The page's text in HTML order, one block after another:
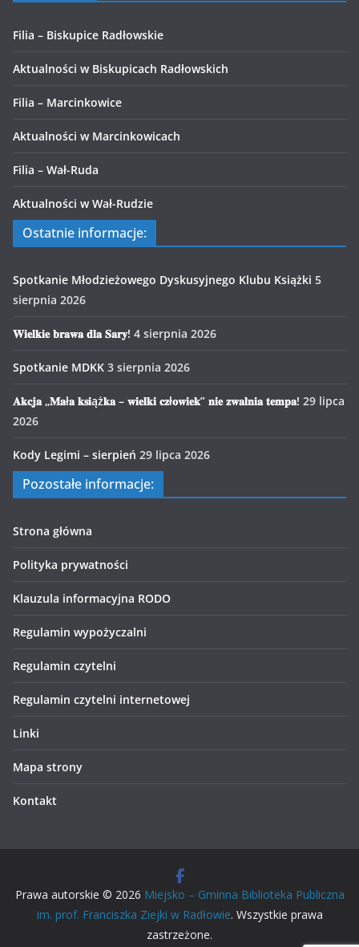
Filia – Biskupice Radłowskie
Aktualności w Biskupicach Radłowskich
Filia – Marcinkowice
Aktualności w Marcinkowicach
Filia – Wał-Ruda
Aktualności w Wał-Rudzie
Ostatnie informacje:
Spotkanie Młodzieżowego Dyskusyjnego Klubu Książki 5
sierpnia 2026
𝐖𝐢𝐞𝐥𝐤𝐢𝐞 𝐛𝐫𝐚𝐰𝐚 𝐝𝐥𝐚 𝐒𝐚𝐫𝐲! 4 sierpnia 2026
Spotkanie MDKK 3 sierpnia 2026
𝐀𝐤𝐜𝐣𝐚 „𝐌𝐚ł𝐚 𝐤𝐬𝐢ąż𝐤𝐚 – 𝐰𝐢𝐞𝐥𝐤𝐢 𝐜𝐳ł𝐨𝐰𝐢𝐞𝐤” 𝐧𝐢𝐞 𝐳𝐰𝐚𝐥𝐧𝐢𝐚 𝐭𝐞𝐦𝐩𝐚! 29 lipca
2026
Kody Legimi – sierpień 29 lipca 2026
Pozostałe informacje:
Strona główna
Polityka prywatności
Klauzula informacyjna RODO
Regulamin wypożyczalni
Regulamin czytelni
Regulamin czytelni internetowej
Linki
Mapa strony
Kontakt
Prawa autorskie © 2026 Miejsko – Gminna Biblioteka Publiczna
im. prof. Franciszka Ziejki w Radłowie. Wszystkie prawa
zastrzeżone.